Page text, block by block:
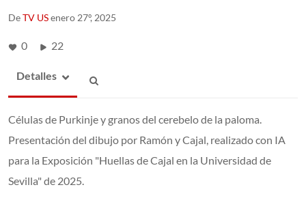
DeTV USenero 27º, 2025
0 22
Detalles
Células de Purkinje y granos del cerebelo de la paloma.
Presentación del dibujo por Ramón y Cajal, realizado con IA
para la Exposición "Huellas de Cajal en la Universidad de
Sevilla" de 2025.